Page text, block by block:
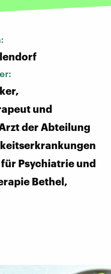
und
der Abteilung
Psychiatrie und
Bethel,